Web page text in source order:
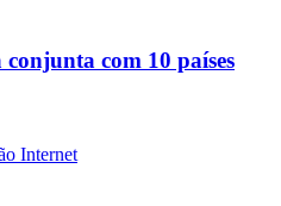
com 10 países